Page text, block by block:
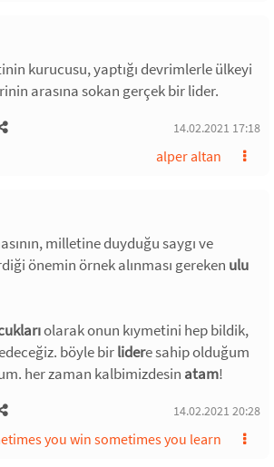
kurucusu, yaptığı devrimlerle ülkeyi
arasına sokan gerçek bir lider.
14.02.2021 17:18
alper altan
milletine duyduğu saygı ve
önemin örnek alınması gereken ulu
olarak onun kıymetini hep bildik,
böyle birlidere sahip olduğum
her zaman kalbimizdesin atam!
14.02.2021 20:28
you win sometimes you learn